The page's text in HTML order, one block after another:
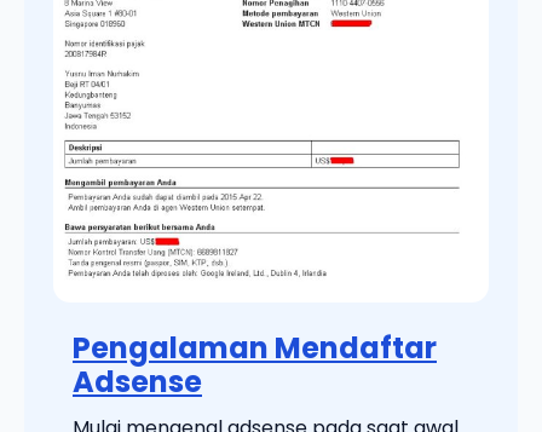
Pengalaman Mendaftar
Adsense